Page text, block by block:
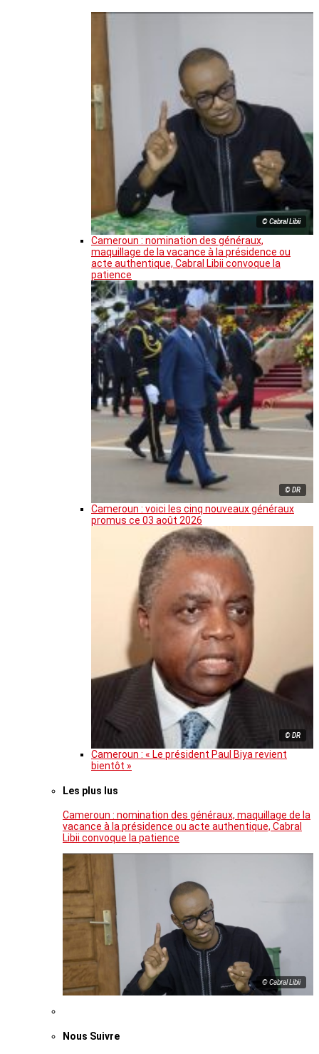
© Cabral Libii
Cameroun : nomination des généraux,
maquillage de la vacance à la présidence ou
acte authentique, Cabral Libii convoque la
patience
© DR
Cameroun : voici les cinq nouveaux généraux
promus ce 03 août 2026
© DR
Cameroun : « Le président Paul Biya revient
bientôt »
Les plus lus
Cameroun : nomination des généraux, maquillage de la
vacance à la présidence ou acte authentique, Cabral
Libii convoque la patience
© Cabral Libii
Nous Suivre